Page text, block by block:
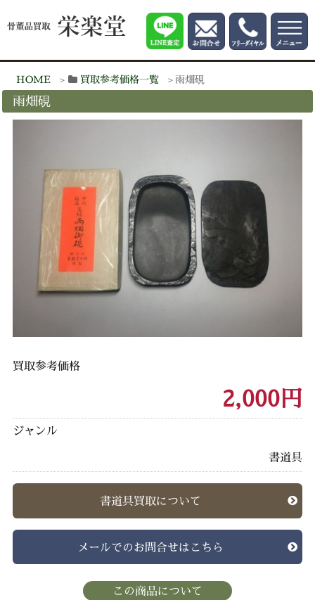
HOME 買取参考価格一覧 雨畑硯
雨畑硯
買取参考価格
2,000円
ジャンル
書道具
書道具買取について
メールでのお問合せはこちら
この商品について